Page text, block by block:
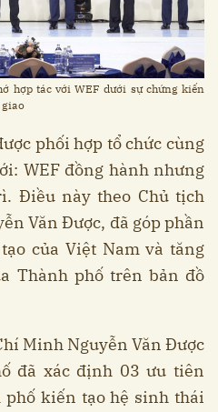
hợp tác với WEF dưới sự chứng kiến
giao
phối hợp tổ chức cùng
WEF đồng hành nhưng
Điều này theo Chủ tịch
Văn Được, đã góp phần
của Việt Nam và tăng
Thành phố trên bản đồ
Minh Nguyễn Văn Được
đã xác định 03 ưu tiên
kiến tạo hệ sinh thái